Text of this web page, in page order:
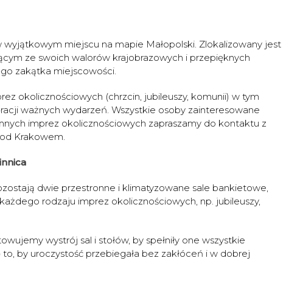
miejscu na mapie Małopolski. Zlokalizowany jest
ze swoich walorów krajobrazowych i przepięknych
zakątka miejscowości.
okolicznościowych (chrzcin, jubileuszy, komunii) w tym
ważnych wydarzeń. Wszystkie osoby zainteresowane
imprez okolicznościowych zapraszamy do kontaktu z
Krakowem.
dwie przestronne i klimatyzowane sale bankietowe,
rodzaju imprez okolicznościowych, np. jubileuszy,
wystrój sal i stołów, by spełniły one wszystkie
by uroczystość przebiegała bez zakłóceń i w dobrej